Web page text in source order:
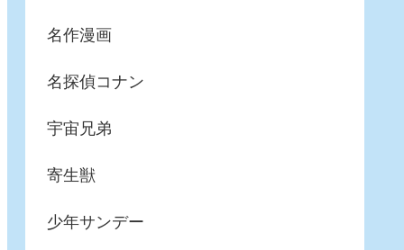
名作漫画
名探偵コナン
宇宙兄弟
寄生獣
少年サンデー